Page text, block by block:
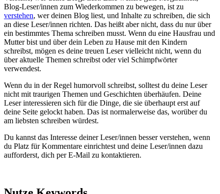
Blog-Leser/innen zum Wiederkommen zu bewegen, ist zu
verstehen, wer deinen Blog liest, und Inhalte zu schreiben, die sich
an diese Leser/innen richten. Das heißt aber nicht, dass du nur über
ein bestimmtes Thema schreiben musst. Wenn du eine Hausfrau und
Mutter bist und über dein Leben zu Hause mit den Kindern
schreibst, mögen es deine treuen Leser vielleicht nicht, wenn du
über aktuelle Themen schreibst oder viel Schimpfwörter
verwendest.
Wenn du in der Regel humorvoll schreibst, solltest du deine Leser
nicht mit traurigen Themen und Geschichten überhäufen. Deine
Leser interessieren sich für die Dinge, die sie überhaupt erst auf
deine Seite gelockt haben. Das ist normalerweise das, worüber du
am liebsten schreiben würdest.
Du kannst das Interesse deiner Leser/innen besser verstehen, wenn
du Platz für Kommentare einrichtest und deine Leser/innen dazu
aufforderst, dich per E-Mail zu kontaktieren.